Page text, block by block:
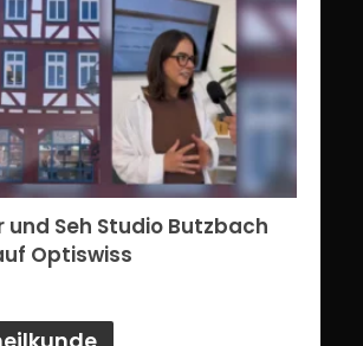
und Seh Studio Butzbach
Optiswiss